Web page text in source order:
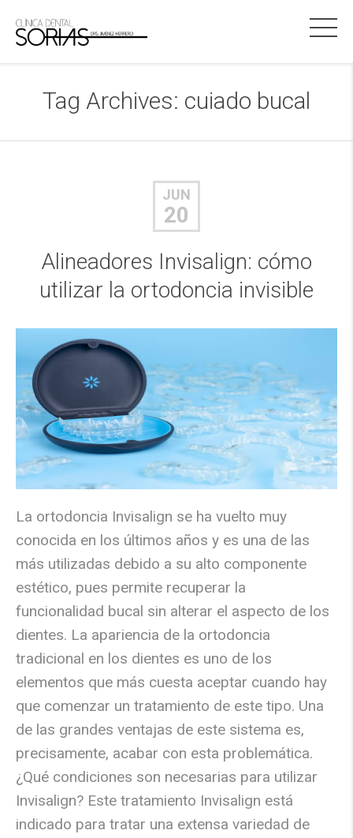
Tag Archives: cuiado bucal
JUN
20
Alineadores Invisalign: cómo
utilizar la ortodoncia invisible
La ortodoncia Invisalign se ha vuelto muy
conocida en los últimos años y es una de las
más utilizadas debido a su alto componente
estético, pues permite recuperar la
funcionalidad bucal sin alterar el aspecto de los
dientes. La apariencia de la ortodoncia
tradicional en los dientes es uno de los
elementos que más cuesta aceptar cuando hay
que comenzar un tratamiento de este tipo. Una
de las grandes ventajas de este sistema es,
precisamente, acabar con esta problemática.
¿Qué condiciones son necesarias para utilizar
Invisalign? Este tratamiento Invisalign está
indicado para tratar una extensa variedad de